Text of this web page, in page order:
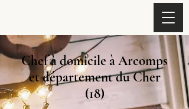
Chef à domicile à Arcomps
et département du Cher
(18)